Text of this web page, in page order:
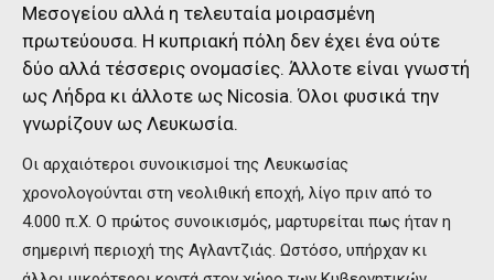
Μεσογείου αλλά η τελευταία μοιρασμένη
πρωτεύουσα. Η κυπριακή πόλη δεν έχει ένα ούτε
δύο αλλά τέσσερις ονομασίες. Άλλοτε είναι γνωστή
ως Λήδρα κι άλλοτε ως Nicosia. Όλοι φυσικά την
γνωρίζουν ως Λευκωσία.
Οι αρχαιότεροι συνοικισμοί της Λευκωσίας
χρονολογούνται στη νεολιθική εποχή, λίγο πριν από το
4.000 π.Χ. Ο πρώτος συνοικισμός, μαρτυρείται πως ήταν η
σημερινή περιοχή της Αγλαντζιάς. Ωστόσο, υπήρχαν κι